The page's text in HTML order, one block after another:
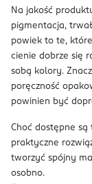
Na jakość
pigmentacja,
powiek to te,
cienie dobrze się
sobą kolory.
poręczność
powinien być
Choć dostępne
praktyczne
tworzyć spójny
osobno.